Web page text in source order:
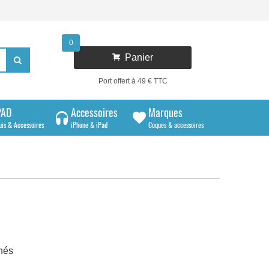

0
Panier
Port offert à 49 € TTC
& Accessoires
Accessoires
iPhone & iPad
Marques
Coques & accessoires